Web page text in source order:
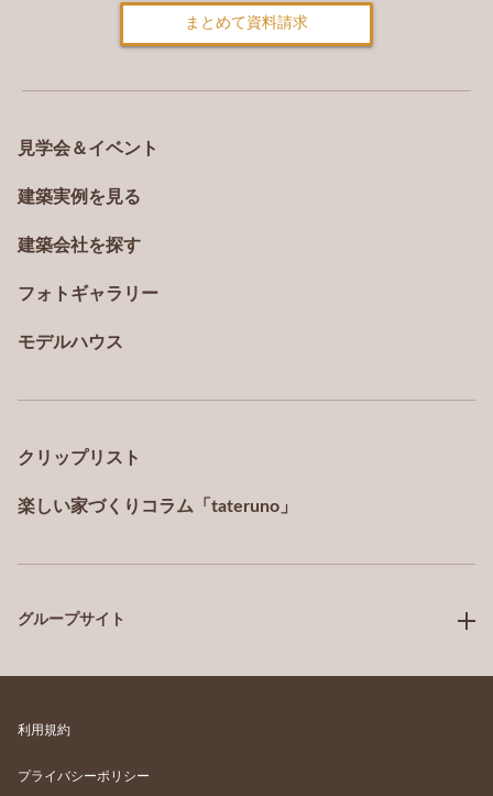
まとめて資料請求
見学会＆イベント
建築実例を見る
建築会社を探す
フォトギャラリー
モデルハウス
クリップリスト
楽しい家づくりコラム「tateruno」
グループサイト
利用規約
プライバシーポリシー